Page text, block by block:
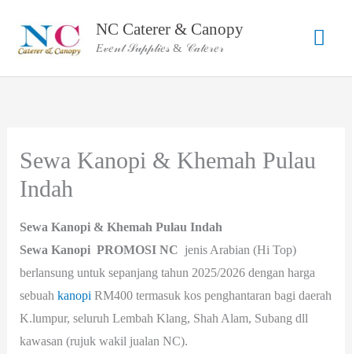
content
NC Caterer & Canopy
𝐸𝓋𝑒𝓃𝓉 𝒮𝓊𝓅𝓅𝓁𝒾𝑒𝓈 & 𝒞𝒶𝓉𝑒𝓇𝑒𝓇
Sewa Kanopi & Khemah Pulau
Indah
Sewa Kanopi & Khemah Pulau Indah
Sewa Kanopi PROMOSI NC jenis Arabian (Hi Top)
berlansung untuk sepanjang tahun 2025/2026 dengan harga
sebuah kanopi RM400 termasuk kos penghantaran bagi daerah
K.lumpur, seluruh Lembah Klang, Shah Alam, Subang dll
kawasan (rujuk wakil jualan NC).